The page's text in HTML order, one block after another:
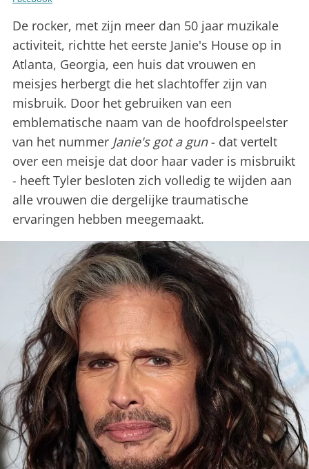
De rocker, met zijn meer dan 50 jaar muzikale
activiteit, richtte het eerste Janie's House op in
Atlanta, Georgia, een huis dat vrouwen en
meisjes herbergt die het slachtoffer zijn van
misbruik. Door het gebruiken van een
emblematische naam van de hoofdrolspeelster
van het nummer Janie's got a gun- dat vertelt
over een meisje dat door haar vader is misbruikt
- heeft Tyler besloten zich volledig te wijden aan
alle vrouwen die dergelijke traumatische
ervaringen hebben meegemaakt.